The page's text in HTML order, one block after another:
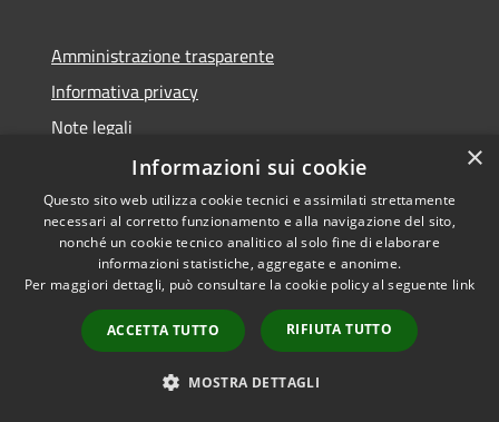
Amministrazione trasparente
Informativa privacy
Note legali
Dichiarazione di accessibilità
RSS
Accessibilità
Copyright © 2026 • Comune di
Municipium•
Accesso
redazione
×
Informazioni sui cookie
Questo sito web utilizza cookie tecnici e assimilati strettamente
necessari al corretto funzionamento e alla navigazione del sito,
nonché un cookie tecnico analitico al solo fine di elaborare
informazioni statistiche, aggregate e anonime.
Per maggiori dettagli, può consultare la cookie policy al seguente link
ACCETTA TUTTO RIFIUTA TUTTO
MOSTRA DETTAGLI